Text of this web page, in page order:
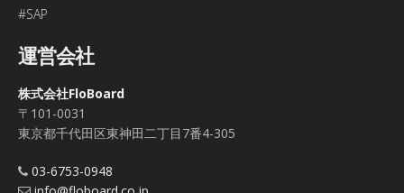
#SAP
運営会社
株式会社FloBoard
〒101-0031
東京都千代田区東神田二丁目7番4-305
03-6753-0948